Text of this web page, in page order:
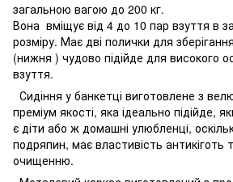
загальною вагою до 200 кг.
Вона вміщує від 4 до 10 пар взуття в
розміру. Має дві полички для
(нижня ) чудово підійде для високого
взуття.
Сидіння у банкетці виготовлене з
преміум якості, яка ідеально підійде,
є діти або ж домашні улюбленці,
подряпин, має властивість антикіготь
очищенню.